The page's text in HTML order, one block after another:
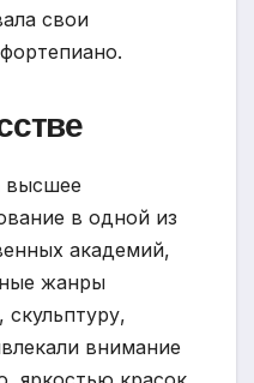
свои
высшее
в одной из
академий,
жанры
внимание